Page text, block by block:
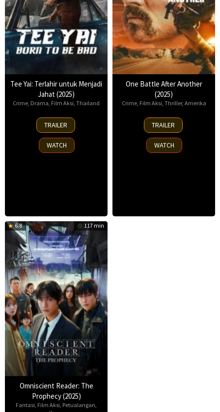
Tee Yai: Terlahir untuk Menjadi
Jahat (2025)
Crime Drama Film Aksi Thailand
13
Nov
2025
TRAILER
WATCH
One Battle After Another
(2025)
Crime, Film Aksi Thriller, Amerika
23
Sep
2025
TRAILER
WATCH
6.8 117 min
Omniscient Reader: The
Prophecy (2025)
Fantasi, Film Aksi, Petualangan,